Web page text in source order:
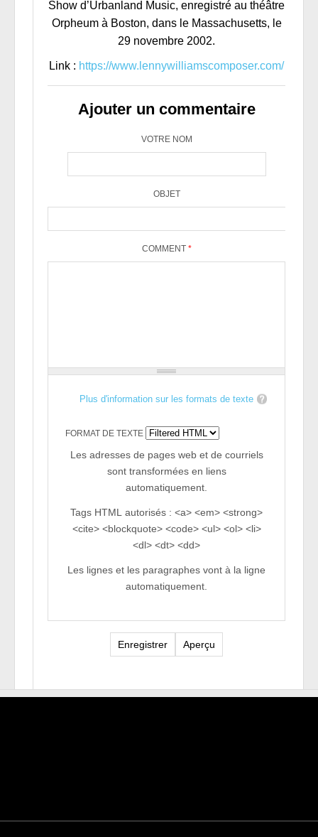
Show d’Urbanland Music, enregistré au théâtre
Orpheum à Boston, dans le Massachusetts, le
29 novembre 2002.
Link : https://www.lennywilliamscomposer.com/
Ajouter un commentaire
VOTRE NOM
OBJET
COMMENT *
Plus d'information sur les formats de texte
FORMAT DE TEXTE
Les adresses de pages web et de courriels
sont transformées en liens
automatiquement.
Tags HTML autorisés : <a> <em> <strong>
<cite> <blockquote> <code> <ul> <ol> <li>
<dl> <dt> <dd>
Les lignes et les paragraphes vont à la ligne
automatiquement.